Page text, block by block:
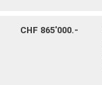
CHF 865'000.-